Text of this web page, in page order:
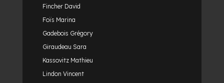
Fincher David
Foïs Marina
Gadebois Grégory
Giraudeau Sara
Kassovitz Mathieu
Lindon Vincent